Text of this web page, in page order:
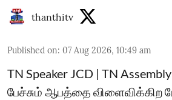
thanthitv
Published on: 07 Aug 2026, 10:49 am
TN Speaker JCD | TN
பேச்சும் ஆபத்தை விளைவிக்கிற